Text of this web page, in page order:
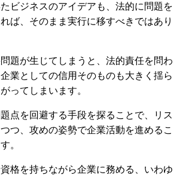
ビジネスのアイデアも、法的に問題を
ば、そのまま実行に移すべきではあり
題が生じてしまうと、法的責任を問わ
業としての信用そのものも大きく揺ら
ってしまいます。
点を回避する手段を探ることで、リス
つ、攻めの姿勢で企業活動を進めるこ
。
格を持ちながら企業に務める、いわゆ